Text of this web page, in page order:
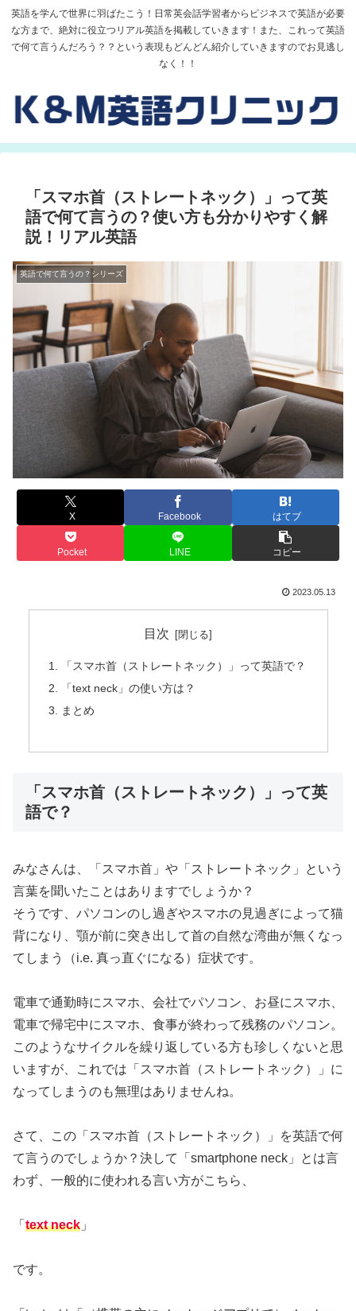
英語を学んで世界に羽ばたこう！日常英会話学習者からビジネスで英語が必要
な方まで、絶対に役立つリアル英語を掲載していきます！また、これって英語
で何て言うんだろう？？という表現もどんどん紹介していきますのでお見逃し
なく！！
「スマホ首（ストレートネック）」って英
語で何て言うの？使い方も分かりやすく解
説！リアル英語
英語で何て言うの？シリーズ
X Facebook はてブ
Pocket LINE コピー
2023.05.13
目次
「スマホ首（ストレートネック）」って英語で？
「text neck」の使い方は？
まとめ
「スマホ首（ストレートネック）」って英
語で？
みなさんは、「スマホ首」や「ストレートネック」という
言葉を聞いたことはありますでしょうか？
そうです、パソコンのし過ぎやスマホの見過ぎによって猫
背になり、顎が前に突き出して首の自然な湾曲が無くなっ
てしまう（i.e. 真っ直ぐになる）症状です。
電車で通勤時にスマホ、会社でパソコン、お昼にスマホ、
電車で帰宅中にスマホ、食事が終わって残務のパソコン。
このようなサイクルを繰り返している方も珍しくないと思
いますが、これでは「スマホ首（ストレートネック）」に
なってしまうのも無理はありませんね。
さて、この「スマホ首（ストレートネック）」を英語で何
て言うのでしょうか？決して「smartphone neck」とは言
わず、一般的に使われる言い方がこちら、
「 text neck 」
です。